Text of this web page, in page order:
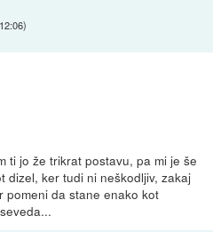
)
ti jo že trikrat postavu, pa mi je še
dizel, ker tudi ni neškodljiv, zakaj
pomeni da stane enako kot